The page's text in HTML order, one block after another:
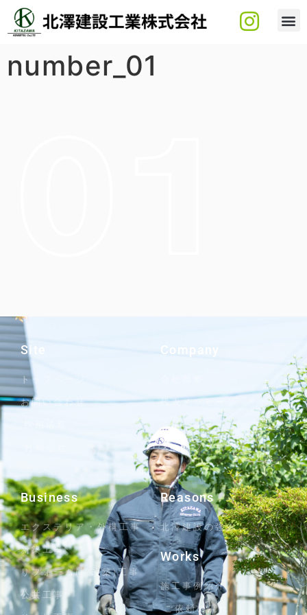
number_01
Site
トップページ
お問い合わせ
Company
代表メッセージ
沿革
スタッフブログ
Business
エクステリア・外構工事
新築工事
リフォーム(増改築)工事
公共工事
Reasons
北澤建設の強み
Works
施工事例紹介
ご依頼の流れ